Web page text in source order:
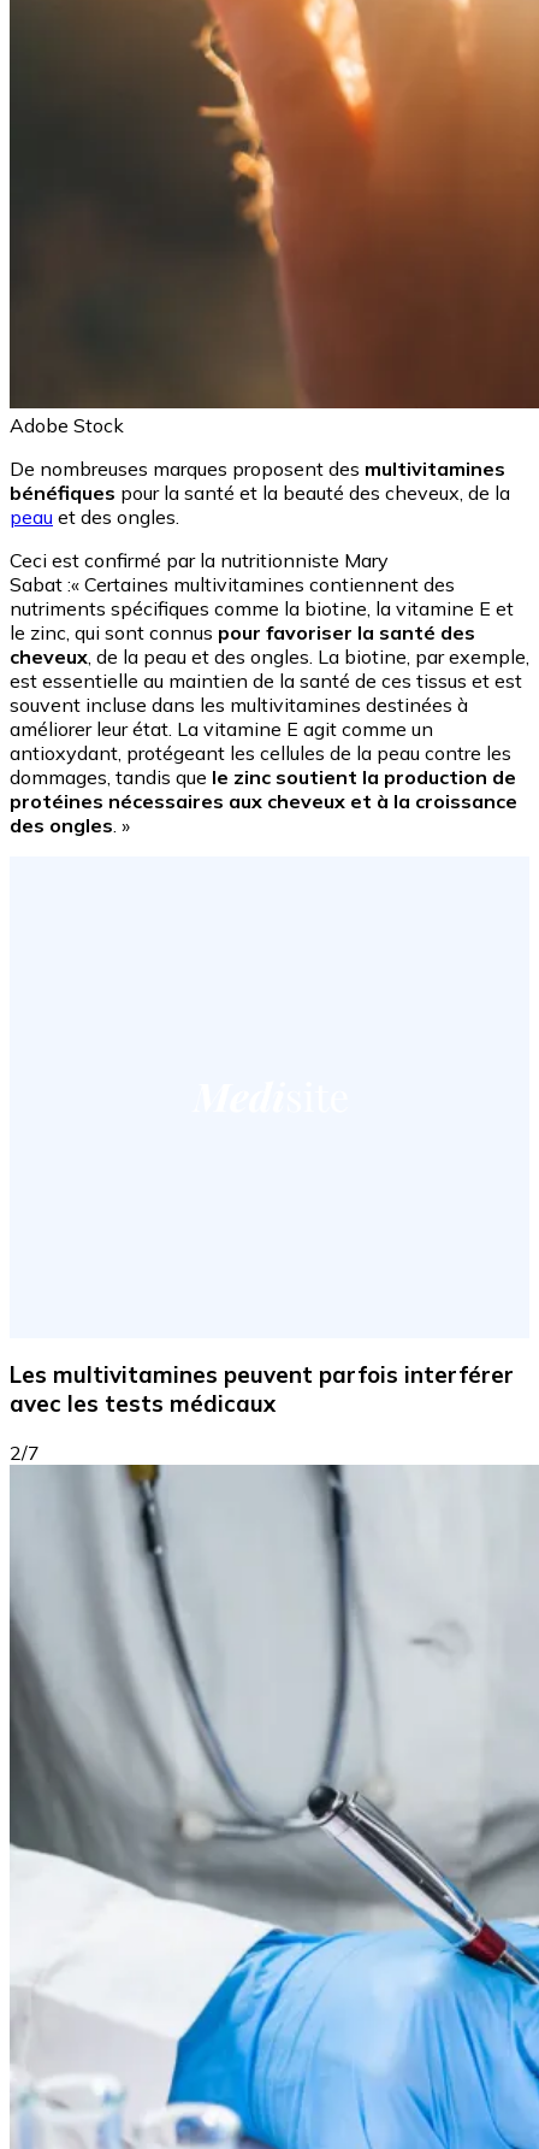
Adobe Stock
De nombreuses marques proposent des multivitamines
bénéfiques pour la santé et la beauté des cheveux, de la
peau et des ongles.
Ceci est confirmé par la nutritionniste Mary
Sabat :« Certaines multivitamines contiennent des
nutriments spécifiques comme la biotine, la vitamine E et
le zinc, qui sont connus pour favoriser la santé des
cheveux , de la peau et des ongles. La biotine, par exemple,
est essentielle au maintien de la santé de ces tissus et est
souvent incluse dans les multivitamines destinées à
améliorer leur état. La vitamine E agit comme un
antioxydant, protégeant les cellules de la peau contre les
dommages, tandis que le zinc soutient la production de
protéines nécessaires aux cheveux et à la croissance
des ongles . »
Les multivitamines peuvent parfois interférer
avec les tests médicaux
2/7